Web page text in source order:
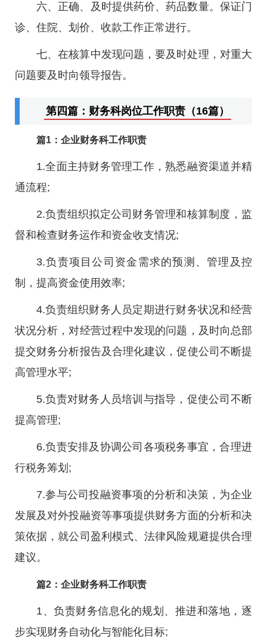
六、正确、及时提供药价、药品数量。保证门
诊、住院、划价、收款工作正常进行。
七、在核算中发现问题，要及时处理，对重大
问题要及时向领导报告。
第四篇：财务科岗位工作职责（16篇）
篇1：企业财务科工作职责
1.全面主持财务管理工作，熟悉融资渠道并精
通流程;
2.负责组织拟定公司财务管理和核算制度，监
督和检查财务运作和资金收支情况;
3.负责项目公司资金需求的预测、管理及控
制，提高资金使用效率;
4.负责组织财务人员定期进行财务状况和经营
状况分析，对经营过程中发现的问题，及时向总部
提交财务分析报告及合理化建议，促使公司不断提
高管理水平;
5.负责对财务人员培训与指导，促使公司不断
提高管理;
6.负责安排及协调公司各项税务事宜，合理进
行税务筹划;
7.参与公司投融资事项的分析和决策，为企业
发展及对外投融资等事项提供财务方面的分析和决
策依据，就公司盈利模式、法律风险规避提供合理
建议。
篇2：企业财务科工作职责
1、负责财务信息化的规划、推进和落地，逐
步实现财务自动化与智能化目标;